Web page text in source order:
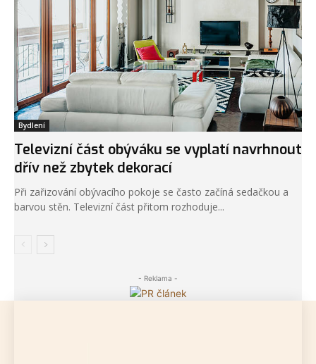
Bydlení
Televizní část obýváku se vyplatí navrhnout
dřív než zbytek dekorací
Při zařizování obývacího pokoje se často začíná sedačkou a
barvou stěn. Televizní část přitom rozhoduje...
- Reklama -